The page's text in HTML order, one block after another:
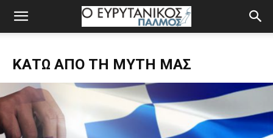
ΚΆΤΩ ΑΠΌ ΤΗ ΜΎΤΗ ΜΑΣ